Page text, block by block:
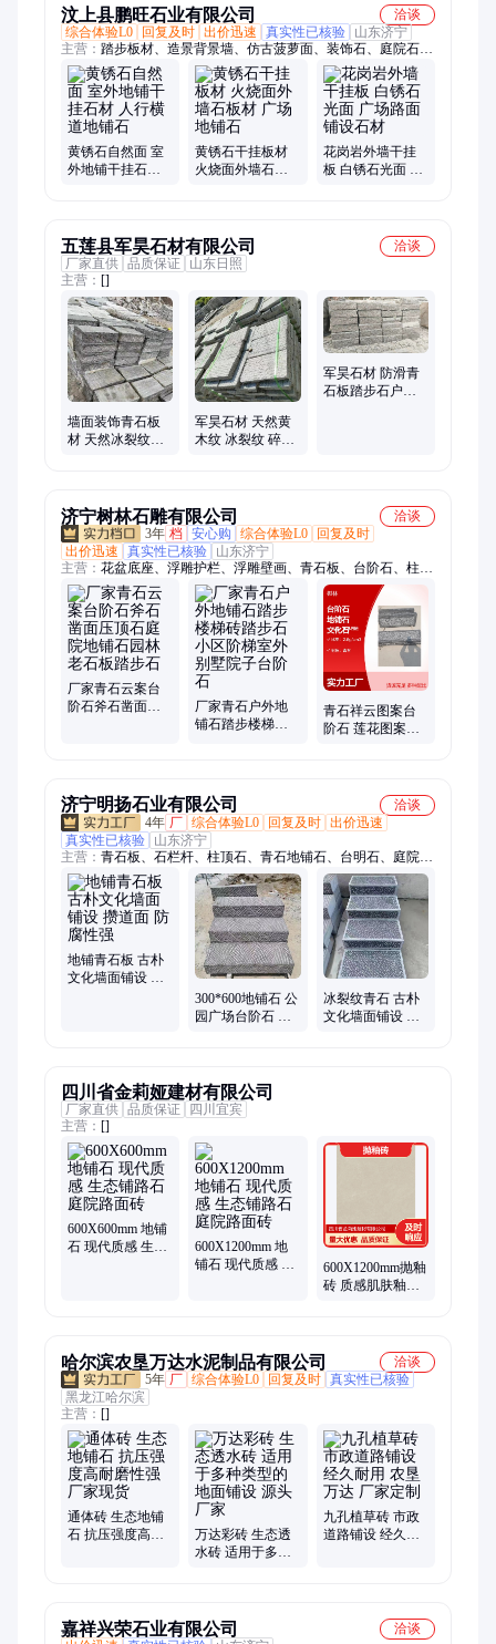
汶上县鹏旺石业有限公司
洽谈
综合体验L0
回复及时 出价迅速 真实性已核验
山东济宁
主营： 踏步板材、造景背景墙、仿古菠萝面、装饰石、庭院石、
蘑菇石、造景石材、光面石材、青石地铺石、公园地铺石、景区
白锈石、墙挂异型石、公园造景石、园林地铺石、花岗岩石材、
道路路沿石、庭院景观石、外墙干挂石、仿古地铺石、景区地铺
石、人行道青石板、芝麻灰路沿石、户外工程板、自然面景墙、
外墙干挂板
黄锈石自然面 室
外地铺干挂石材
黄锈石干挂板材
火烧面外墙石板
花岗岩外墙干挂
板 白锈石光面 广
五莲县军昊石材有限公司
洽谈
厂家直供 品质保证
山东日照
主营： []
墙面装饰青石板
材 天然冰裂纹石
军昊石材 天然黄
木纹 冰裂纹 碎拼
军昊石材 防滑青
石板踏步石户外
济宁树林石雕有限公司
洽谈
3年 档 安心购 综合体验L0
回复及时
出价迅速
真实性已核验
山东济宁
主营： 花盆底座、浮雕护栏、浮雕壁画、青石板、台阶石、柱墩
石、石雕牌楼、养鱼石缸、石雕牌坊、青石护栏、青石石柱、石
雕凉亭、雕花石柱、青石凉亭、花岗岩石柱、仿古石栏板、仿古
石柱子、防滑踏步石、石雕石护栏、六角石亭子、青石柱顶石、
阳台石护栏、青石柱墩子、雪花白护栏、防滑面台阶
厂家青石云案台
阶石斧石凿面压
厂家青石户外地
铺石踏步楼梯砖
青石祥云图案台
阶石 莲花图案园
济宁明扬石业有限公司
洽谈
4年 厂 综合体验L0 回复及时 出价迅速
真实性已核验
山东济宁
主营： 青石板、石栏杆、柱顶石、青石地铺石、台明石、庭院地
铺石、河道石栏杆、景区石栏杆、广场地铺石、寺庙园林用石
地铺青石板 古朴
文化墙面铺设 攒
300*600地铺石 公
园广场台阶石 剁
冰裂纹青石 古朴
文化墙面铺设 青
四川省金莉娅建材有限公司
厂家直供 品质保证
四川宜宾
主营： []
600X600mm 地铺
石 现代质感 生态
600X1200mm 地
铺石 现代质感 生
600X1200mm抛釉
砖 质感肌肤釉系
哈尔滨农垦万达水泥制品有限公司
洽谈
5年 厂 综合体验L0 回复及时 真实性已核验
黑龙江哈尔滨
主营： []
通体砖 生态地铺
石 抗压强度高耐
万达彩砖 生态透
水砖 适用于多种
九孔植草砖 市政
道路铺设 经久耐
嘉祥兴荣石业有限公司
洽谈